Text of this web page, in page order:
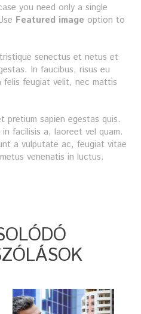
you need only a single
Featured image option to
senectus et netus et
In faucibus, risus eu
felis feugiat velit, nec mattis
pretium sapien egestas quis.
facilisis a, laoreet vel quam.
a vulputate ac, feugiat vitae
venenatis in luctus.